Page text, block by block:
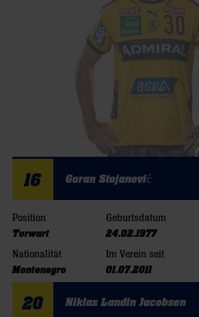
16 Goran Stojanović
Position
Torwart
Geburtsdatum
24.02.1977
Nationalität
Montenegro
Im Verein seit
01.07.2011
20 Niklas Landin Jacobsen